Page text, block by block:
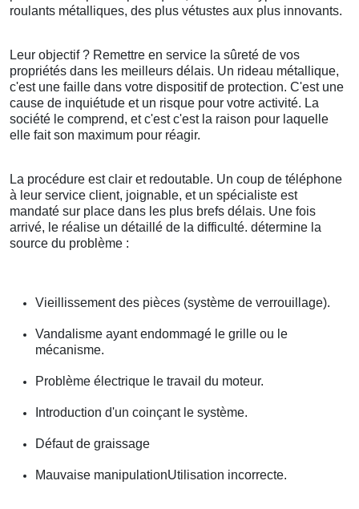
roulants métalliques, des plus vétustes aux plus innovants.
Leur objectif ? Remettre en service la sûreté de vos
propriétés dans les meilleurs délais. Un rideau métallique,
c'est une faille dans votre dispositif de protection. C'est une
cause de inquiétude et un risque pour votre activité. La
société le comprend, et c'est c'est la raison pour laquelle
elle fait son maximum pour réagir.
La procédure est clair et redoutable. Un coup de téléphone
à leur service client, joignable, et un spécialiste est
mandaté sur place dans les plus brefs délais. Une fois
arrivé, le réalise un détaillé de la difficulté. détermine la
source du problème :
Vieillissement des pièces (système de verrouillage).
Vandalisme ayant endommagé le grille ou le
mécanisme.
Problème électrique le travail du moteur.
Introduction d'un coinçant le système.
Défaut de graissage
Mauvaise manipulationUtilisation incorrecte.